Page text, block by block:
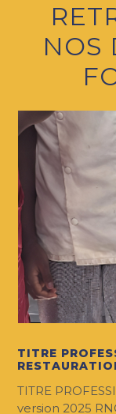
NOS
TITRE
TITRE
version 2025